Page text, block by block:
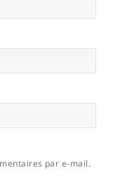
par e-mail.